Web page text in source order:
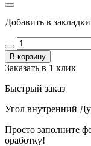
Добавить в закладки
В корзину
Заказать в 1 клик
Быстрый заказ
Угол внутренний
Просто заполните
оработку!